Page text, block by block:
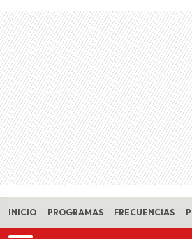
Skip to main content
INICIO PROGRAMAS FRECUENCIAS